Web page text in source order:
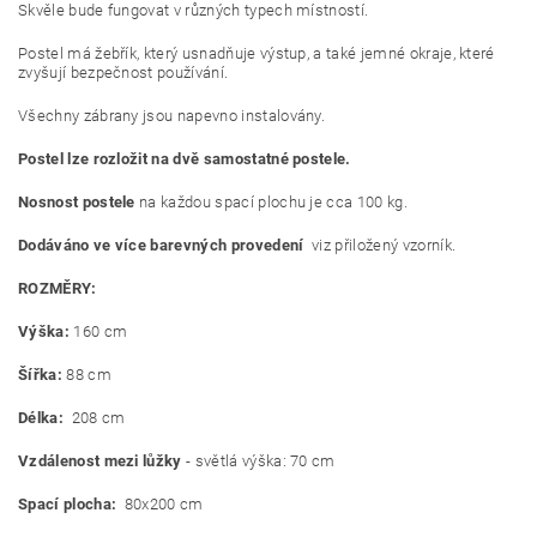
Skvěle bude fungovat v různých typech místností.
Postel má žebřík, který usnadňuje výstup, a také jemné okraje, které
zvyšují bezpečnost používání.
Všechny zábrany jsou napevno instalovány.
Postel lze rozložit na dvě samostatné postele.
Nosnost postele na každou spací plochu je cca 100 kg.
Dodáváno ve více barevných provedení viz přiložený vzorník.
ROZMĚRY:
Výška: 160 cm
Šířka: 88 cm
Délka: 208 cm
Vzdálenost mezi lůžky - světlá výška: 70 cm
Spací plocha: 80x200 cm